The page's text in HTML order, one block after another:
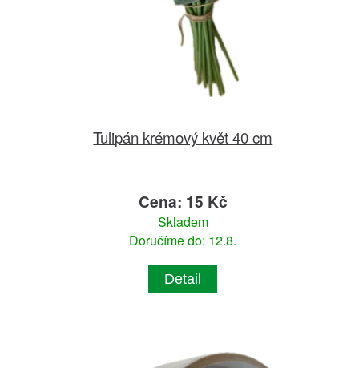
Tulipán krémový květ 40 cm
Cena: 15 Kč
Skladem
Doručíme do: 12.8.
Detail